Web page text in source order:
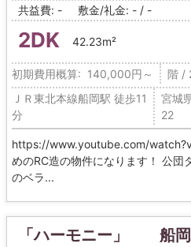
共益費: - 敷金/礼金: - / -
2DK 42.23m²
初期費用概算: 140,000円～ 階 /
ＪＲ東北本線船岡駅 徒歩11
分
宮城
22
https://www.youtube.com/
めのRC造の物件になります！ 公団
のベラ...
「ハーモニー」 船